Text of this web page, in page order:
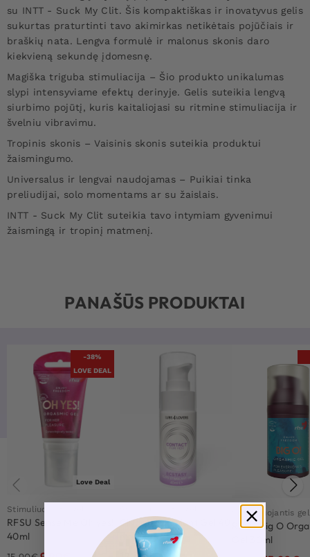
su INTT - Suck My Clit. Šis kompaktiškas ir inovatyvus gelis
sukurtas praturtinti tavo akimirkas netikėtais pojūčiais ir
braškių nata. Lengva formulė ir malonus skonis daro
kiekvieną sekundę įdomesnę.
Magiška triguba stimuliacija – Šio produkto unikalumas
slypi intensyviame efektų derinyje. Gelis suteikia lengvą
siurbimo pojūtį, kuris kaitaliojasi su ritmine stimuliacija ir
švelniu vibravimu.
Tropinis skonis – Vaisinis skonis suteikia produktui
žaismingumo.
Universalus ir lengvai naudojamas – Puikiai tinka
preliudijai, solo momentams ar su žaislais.
INTT - Suck My Clit suteikia tavo intymiam gyvenimui
žaismingą ir tropinį matmenį.
PANAŠŪS PRODUKTAI
-38%
LOVE DEAL
Love Deal
Stimuliuojantis gelis
RFSU Sense Me Oh yes!
40ml
Clitoral Stimulant Gel 40
Stimuliuojantis
RFSU Big O
Gel 30ml